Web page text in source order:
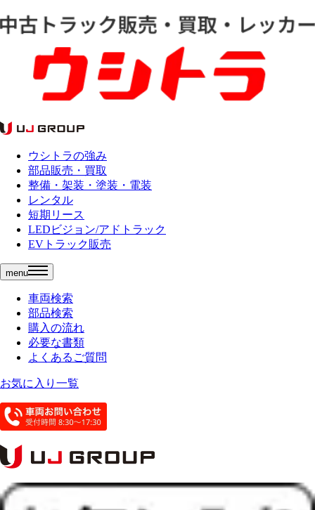
ウシトラの強み
部品販売・買取
整備・架装・塗装・電装
レンタル
短期リース
LEDビジョン/アドトラック
EVトラック販売
menu
車両検索
部品検索
購入の流れ
必要な書類
よくあるご質問
お気に入り一覧